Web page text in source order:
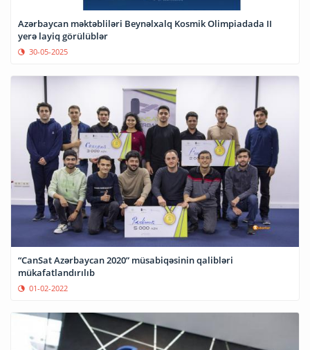
Azərbaycan məktəbliləri Beynəlxalq Kosmik Olimpiadada II
yerə layiq görülüblər
30-05-2025
“CanSat Azərbaycan 2020” müsabiqəsinin qalibləri
mükafatlandırılıb
01-02-2022